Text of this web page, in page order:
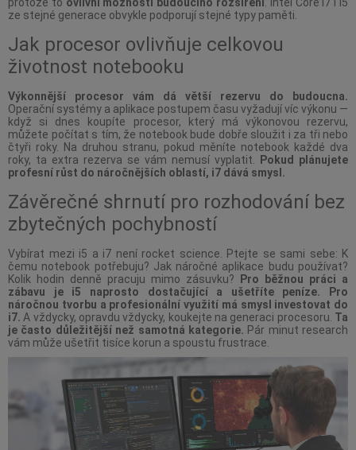
ze stejné generace obvykle podporují stejné typy paměti.
Jak procesor ovlivňuje celkovou
životnost notebooku
Výkonnější procesor vám dá větší rezervu do budoucna.
Operační systémy a aplikace postupem času vyžadují víc výkonu —
když si dnes koupíte procesor, který má výkonovou rezervu,
můžete počítat s tím, že notebook bude dobře sloužit i za tři nebo
čtyři roky. Na druhou stranu, pokud měníte notebook každé dva
roky, ta extra rezerva se vám nemusí vyplatit.
Pokud plánujete
profesní růst do náročnějších oblastí, i7 dává smysl.
Závěrečné shrnutí pro rozhodování bez
zbytečných pochybností
Vybírat mezi i5 a i7 není rocket science. Ptejte se sami sebe: K
čemu notebook potřebuju? Jak náročné aplikace budu používat?
Kolik hodin denně pracuju mimo zásuvku?
Pro běžnou práci a
zábavu je i5 naprosto dostačující a ušetříte peníze. Pro
náročnou tvorbu a profesionální využití má smysl investovat do
i7. A vždycky, opravdu vždycky, koukejte na generaci procesoru. Ta
je často důležitější než samotná kategorie. Pár minut research
vám může ušetřit tisíce korun a spoustu frustrace.